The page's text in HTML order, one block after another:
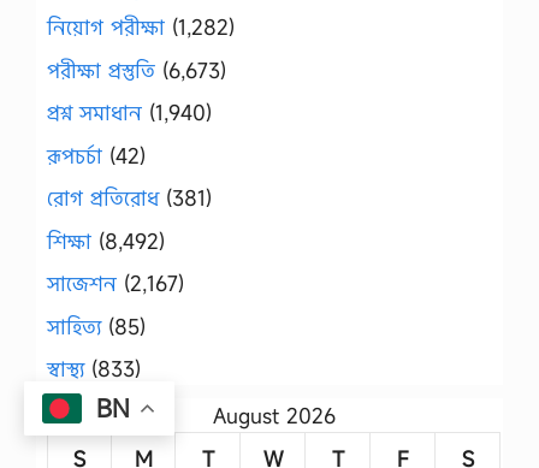
নিয়োগ পরীক্ষা (1,282)
পরীক্ষা প্রস্তুতি (6,673)
প্রশ্ন সমাধান (1,940)
রূপচর্চা (42)
রোগ প্রতিরোধ(381)
শিক্ষা (8,492)
সাজেশন (2,167)
সাহিত্য(85)
স্বাস্থ্য(833)
August 2026
S
M T W T F S
BN